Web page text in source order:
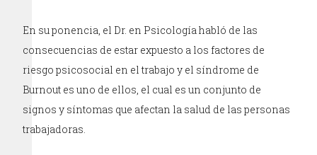
En su ponencia, el Dr. en Psicología habló de las
consecuencias de estar expuesto a los factores de
riesgo psicosocial en el trabajo y el síndrome de
Burnout es uno de ellos, el cual es un conjunto de
signos y síntomas que afectan la salud de las personas
trabajadoras.